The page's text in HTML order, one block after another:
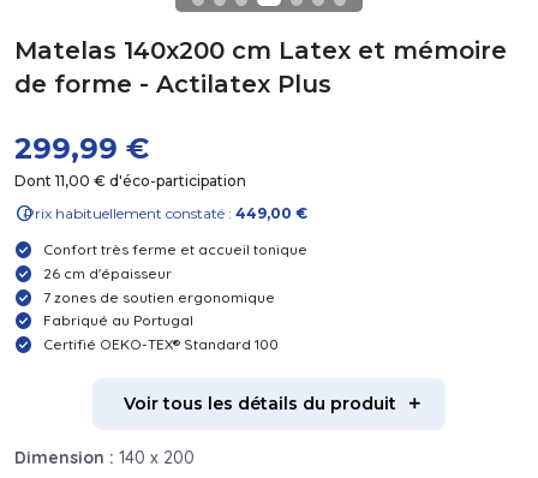
Matelas 140x200 cm Latex et mémoire
de forme - Actilatex Plus
299,99 €
Dont 11,00 € d'éco-participation
infoPrix habituellement constaté : 449,00 €
Confort très ferme et accueil tonique
26 cm d'épaisseur
7 zones de soutien ergonomique
Fabriqué au Portugal
Certifié OEKO-TEX® Standard 100
Voir tous les détails du produit
Dimension : 140 x 200